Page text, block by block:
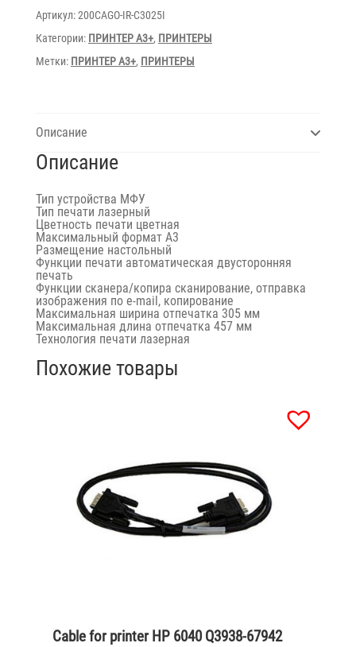
Артикул:200CAGO-IR-C3025I
Категории: ПРИНТЕР A3+, ПРИНТЕРЫ
Метки: ПРИНТЕР A3+, ПРИНТЕРЫ
Описание
Описание
Тип устройства МФУ
Тип печати лазерный
Цветность печати цветная
Максимальный формат A3
Размещение настольный
Функции печати автоматическая двусторонняя
печать
Функции сканера/копира сканирование, отправка
изображения по e-mail, копирование
Максимальная ширина отпечатка 305 мм
Максимальная длина отпечатка 457 мм
Технология печати лазерная
Похожие товары
Cable for printer HP 6040 Q3938-67942